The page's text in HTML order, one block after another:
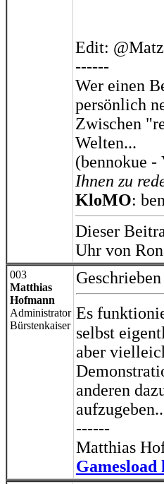
Edit:
------
Wer einen
persönlich
Zwischen
Welten...
(bennokue
Ihnen zu
KloMO:
Dieser
Uhr von
003
Matthias
Hofmann
Administrator
Bürstenkaiser
Es
selbst
aber
anderen
------
Matthias
Gamesload